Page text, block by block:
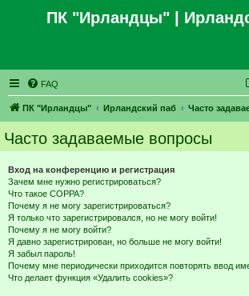
ПК "Ирландцы"|
FAQ
ПК "Ирландцы" Ирландский паб Часто
Часто задаваемые вопросы
Вход на конференцию и регистрация
Зачем мне нужно регистрироваться?
Что такое COPPA?
Почему я не могу зарегистрироваться?
Я только что зарегистрировался, но не могу войти!
Почему я не могу войти?
Я давно зарегистрирован, но больше не могу войти!
Я забыл пароль!
Почему мне периодически приходится повторять ввод
Что делает функция «Удалить cookies»?